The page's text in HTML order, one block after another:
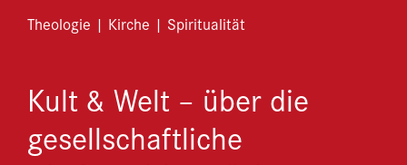
Theologie | Kirche | Spiritualität
Kult & Welt – über die
gesellschaftliche